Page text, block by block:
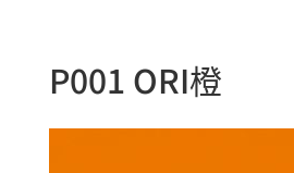
P001 ORI橙